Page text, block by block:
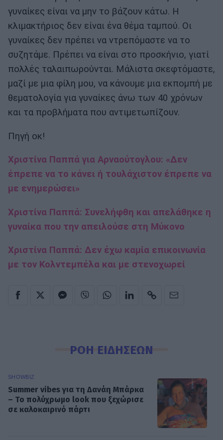
γυναίκες είναι να μην το βάζουν κάτω. Η
κλιμακτήριος δεν είναι ένα θέμα ταμπού. Οι
γυναίκες δεν πρέπει να ντρεπόμαστε να το
συζητάμε. Πρέπει να είναι στο προσκήνιο, γιατί
πολλές ταλαιπωρούνται. Μάλιστα σκεφτόμαστε,
μαζί με μια φίλη μου, να κάνουμε μια εκπομπή με
θεματολογία για γυναίκες άνω των 40 χρόνων
και τα προβλήματα που αντιμετωπίζουν.
Πηγή οκ!
Χριστίνα Παππά για Αρναούτογλου: «Δεν
έπρεπε να το κάνει ή τουλάχιστον έπρεπε να
με ενημερώσει»
Χριστίνα Παππά: Συνελήφθη και απελάθηκε η
γυναίκα που την απειλούσε στη Μύκονο
Χριστίνα Παππά: Δεν έχω καμία επικοινωνία
με τον Κολντεμπέλα και με στενοχωρεί
ΡΟΗ ΕΙΔΗΣΕΩΝ
SHOWBIZ
Summer vibes για τη Δανάη Μπάρκα
– Το πολύχρωμο look που ξεχώρισε
σε καλοκαιρινό πάρτι